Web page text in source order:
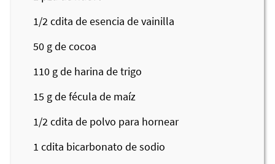
1/2cdita de esencia de vainilla
50 g de cocoa
110 g de harina de trigo
15 g de fécula de maíz
1/2cdita de polvo para hornear
1 cdita bicarbonato de sodio